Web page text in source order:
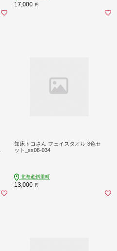
17,000 円
知床トコさん フェイスタオル 3色セ
ット_ss08-034
北海道斜里町
13,000 円